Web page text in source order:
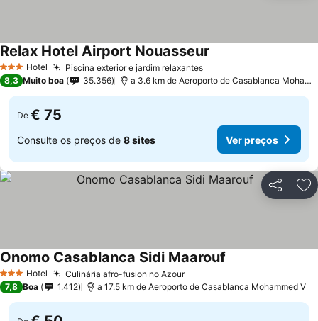
3 EstrelasHotel Piscina exterior e jardim relaxantesVer preços
Relax Hotel Airport Nouasseur
8,3 Muito boa 35.356 a 3.6 km de Aeroporto de Casablanca
De € 75
Consulte os preços de 8 sites Ver preços
Partilhar
3 EstrelasHotel Culinária afro-fusion no AzourVer preços
Onomo Casablanca Sidi Maarouf
7,8 Boa 1.412 a 17.5 km de Aeroporto de Casablanca Mohammed V